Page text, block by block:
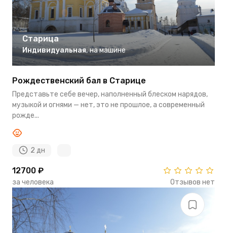
Старица
Индивидуальная, на машине
Рождественский бал в Старице
Представьте себе вечер, наполненный блеском нарядов,
музыкой и огнями — нет, это не прошлое, а современный
рожде...
2 дн
12700 ₽
за человека Отзывов нет